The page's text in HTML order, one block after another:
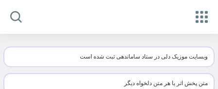
وبسایت موزیک دلی در ستاد ساماندهی ثبت شده است
متن پخش اثر یا هر متن دلخواه دیگر